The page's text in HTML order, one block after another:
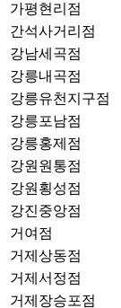
가평현리점
간석사거리점
강남세곡점
강릉내곡점
강릉유천지구점
강릉포남점
강릉홍제점
강원원통점
강원횡성점
강진중앙점
거여점
거제상동점
거제서정점
거제장승포점